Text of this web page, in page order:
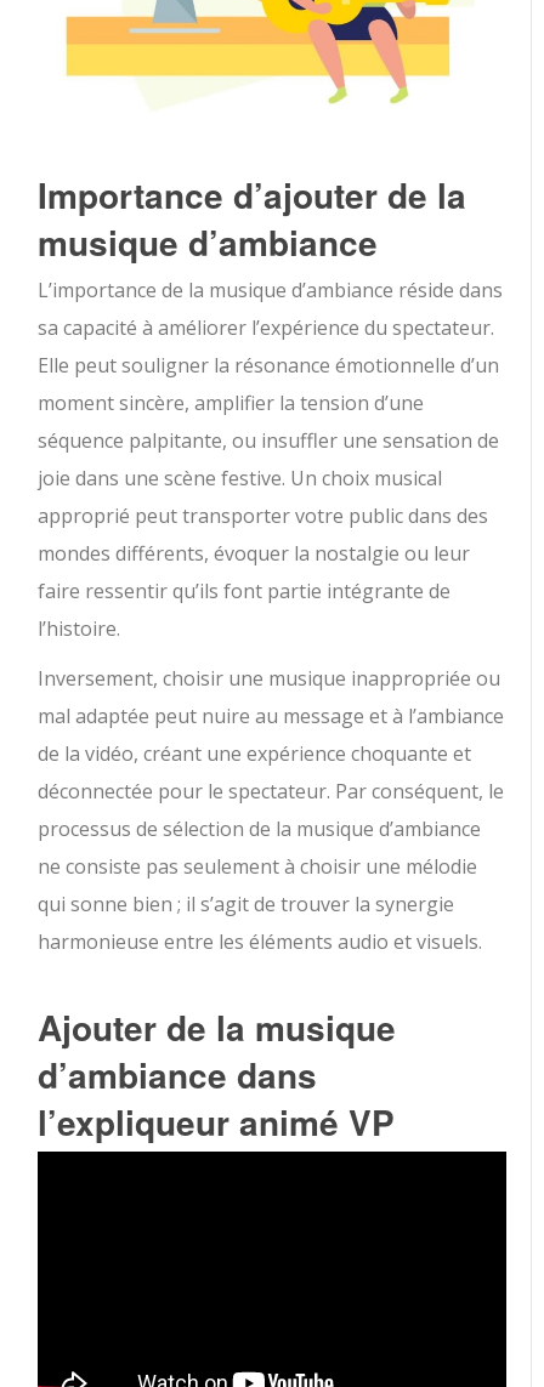
Importance d’ajouter de la
musique d’ambiance
L’importance de la musique d’ambiance réside dans
sa capacité à améliorer l’expérience du spectateur.
Elle peut souligner la résonance émotionnelle d’un
moment sincère, amplifier la tension d’une
séquence palpitante, ou insuffler une sensation de
joie dans une scène festive. Un choix musical
approprié peut transporter votre public dans des
mondes différents, évoquer la nostalgie ou leur
faire ressentir qu’ils font partie intégrante de
l’histoire.
Inversement, choisir une musique inappropriée ou
mal adaptée peut nuire au message et à l’ambiance
de la vidéo, créant une expérience choquante et
déconnectée pour le spectateur. Par conséquent, le
processus de sélection de la musique d’ambiance
ne consiste pas seulement à choisir une mélodie
qui sonne bien ; il s’agit de trouver la synergie
harmonieuse entre les éléments audio et visuels.
Ajouter de la musique
d’ambiance dans
l’expliqueur animé VP